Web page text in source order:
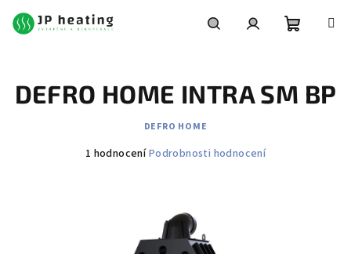
obsah
košík
DEFRO HOME INTRA SM BP
DEFRO HOME
Průměrné
1 hodnoceníPodrobnosti hodnocení